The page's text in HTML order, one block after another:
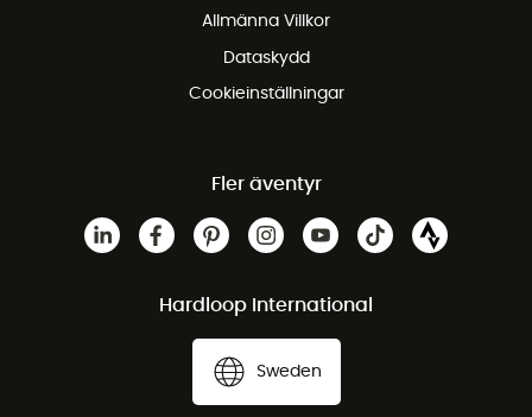
Allmänna Villkor
Dataskydd
Cookieinställningar
Fler äventyr
Hardloop International
Sweden